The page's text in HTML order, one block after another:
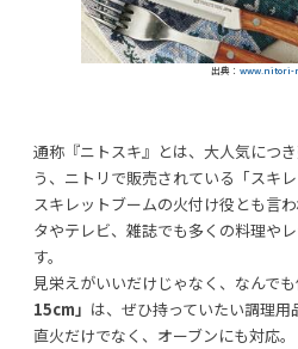
出典： www.nitori-
通称『ニトスキ』とは、大人気につ
う、ニトリで販売されている「スキレ
スキレットブームの火付け役とも言
タやテレビ、雑誌でも多くの料理や
す。
見栄えがいいだけじゃなく、なんで
15cm」 は、ぜひ持っていたい調理用
直火だけでなく、オーブンにも対応。